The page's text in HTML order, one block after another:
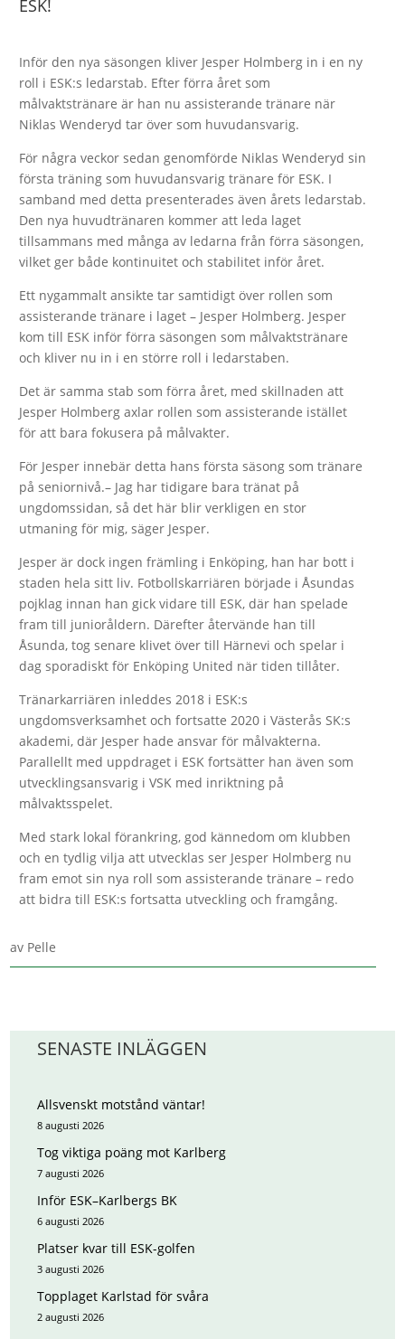
ESK!
Inför den nya säsongen kliver Jesper Holmberg in i en ny
roll i ESK:s ledarstab. Efter förra året som
målvaktstränare är han nu assisterande tränare när
Niklas Wenderyd tar över som huvudansvarig.
För några veckor sedan genomförde Niklas Wenderyd sin
första träning som huvudansvarig tränare för ESK. I
samband med detta presenterades även årets ledarstab.
Den nya huvudtränaren kommer att leda laget
tillsammans med många av ledarna från förra säsongen,
vilket ger både kontinuitet och stabilitet inför året.
Ett nygammalt ansikte tar samtidigt över rollen som
assisterande tränare i laget – Jesper Holmberg. Jesper
kom till ESK inför förra säsongen som målvaktstränare
och kliver nu in i en större roll i ledarstaben.
Det är samma stab som förra året, med skillnaden att
Jesper Holmberg axlar rollen som assisterande istället
för att bara fokusera på målvakter.
För Jesper innebär detta hans första säsong som tränare
på seniornivå.– Jag har tidigare bara tränat på
ungdomssidan, så det här blir verkligen en stor
utmaning för mig, säger Jesper.
Jesper är dock ingen främling i Enköping, han har bott i
staden hela sitt liv. Fotbollskarriären började i Åsundas
pojklag innan han gick vidare till ESK, där han spelade
fram till junioråldern. Därefter återvände han till
Åsunda, tog senare klivet över till Härnevi och spelar i
dag sporadiskt för Enköping United när tiden tillåter.
Tränarkarriären inleddes 2018 i ESK:s
ungdomsverksamhet och fortsatte 2020 i Västerås SK:s
akademi, där Jesper hade ansvar för målvakterna.
Parallellt med uppdraget i ESK fortsätter han även som
utvecklingsansvarig i VSK med inriktning på
målvaktsspelet.
Med stark lokal förankring, god kännedom om klubben
och en tydlig vilja att utvecklas ser Jesper Holmberg nu
fram emot sin nya roll som assisterande tränare – redo
att bidra till ESK:s fortsatta utveckling och framgång.
av Pelle
SENASTE INLÄGGEN
Allsvenskt motstånd väntar!
8 augusti 2026
Tog viktiga poäng mot Karlberg
7 augusti 2026
Inför ESK–Karlbergs BK
6 augusti 2026
Platser kvar till ESK-golfen
3 augusti 2026
Topplaget Karlstad för svåra
2 augusti 2026